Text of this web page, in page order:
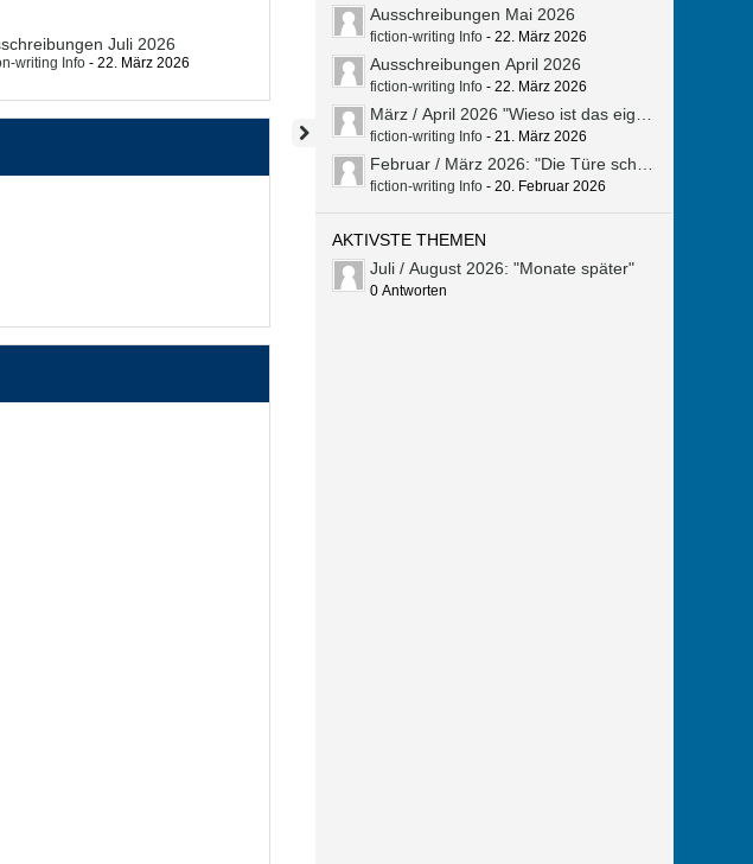
Juli 2026
writing Info - 22. März 2026
Ausschreibungen Mai 2026
fiction-writing Info -22. März 2026
Ausschreibungen April 2026
fiction-writing Info -22. März 2026
März / April 2026 "Wieso ist das eigentlich so?"
fiction-writing Info -21. März 2026
Februar / März 2026: "Die Türe schließen"
fiction-writing Info -20. Februar 2026
AKTIVSTE THEMEN
Juli / August 2026: "Monate später"
0 Antworten